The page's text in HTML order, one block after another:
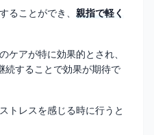
ることができ、 親指で軽く
ケアが特に効果的とされ、
続することで効果が期待で
トレスを感じる時に行うと